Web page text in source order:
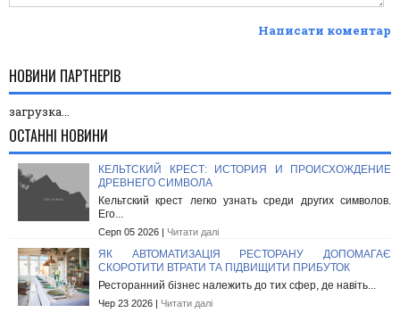
Написати коментар
НОВИНИ ПАРТНЕРІВ
загрузка...
ОСТАННІ НОВИНИ
КЕЛЬТСКИЙ КРЕСТ: ИСТОРИЯ И ПРОИСХОЖДЕНИЕ
ДРЕВНЕГО СИМВОЛА
Кельтский крест легко узнать среди других символов.
Его...
Серп 05 2026 | Читати далі
ЯК АВТОМАТИЗАЦІЯ РЕСТОРАНУ ДОПОМАГАЄ
СКОРОТИТИ ВТРАТИ ТА ПІДВИЩИТИ ПРИБУТОК
Ресторанний бізнес належить до тих сфер, де навіть...
Чер 23 2026 | Читати далі